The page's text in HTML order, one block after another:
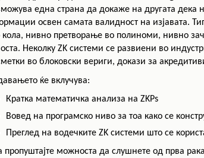
една страна да докаже на другата дека
освен самата валидност на изјавата.
кола, нивно претворање во полиноми, нивно
Неколку ZK системи се развиени во
во блоковски вериги, докази за
ќе вклучува:
Кратка математичка анализа на ZKPs
Вовед на програмско ниво за тоа како се
Преглед на водечките ZK системи што се
пропуштајте можноста да слушнете од прва